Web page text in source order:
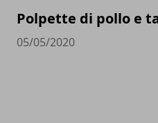
Polpette di pollo e
05/05/2020